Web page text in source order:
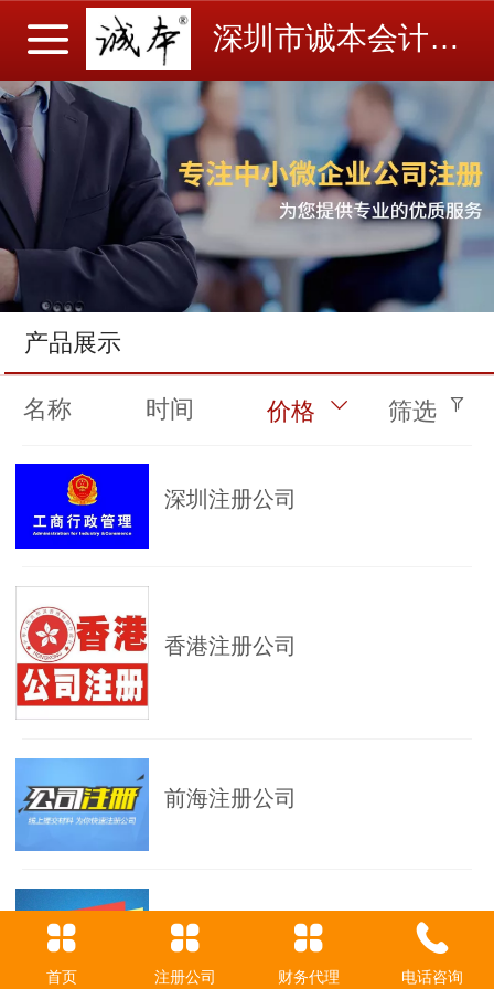
深圳市诚本会计事务所有限公司
产品展示
名称 时间 价格 筛选
深圳注册公司
香港注册公司
前海注册公司
有限责任公司注册
首页 注册公司 财务代理 电话咨询